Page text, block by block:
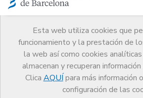
Esta web utiliza cookies que
funcionamiento y la prestación de
la web así como cookies
almacenan y recuperan
Clica AQUÍ para más información
configuración de las
Noticias
Comunicación
Noticias
"La supervivecia de la sanidad pública"
COMB, Dr. Miquel Vilardell, en el 324